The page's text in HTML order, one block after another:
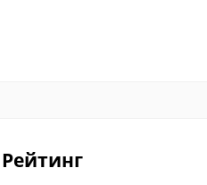
Рейтинг